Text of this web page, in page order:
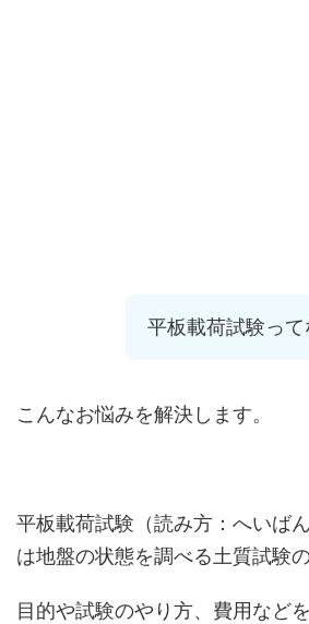
平板載荷試験って
こんなお悩みを解決します。
平板載荷試験（読み方：へいば
は地盤の状態を調べる土質試験の
目的や試験のやり方、費用など